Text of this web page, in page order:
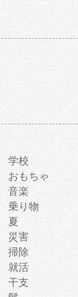
学校
おもちゃ
音楽
乗り物
夏
災害
掃除
就活
干支